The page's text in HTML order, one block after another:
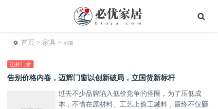
首页 > 家具 > 列表
迈辉门窗
告别价格内卷，迈辉门窗以创新破局，立国货新标杆
过去不少品牌陷入低价竞争的怪圈，为了压低成
本，不惜在原材料、工艺上偷工减料，最终不仅砸